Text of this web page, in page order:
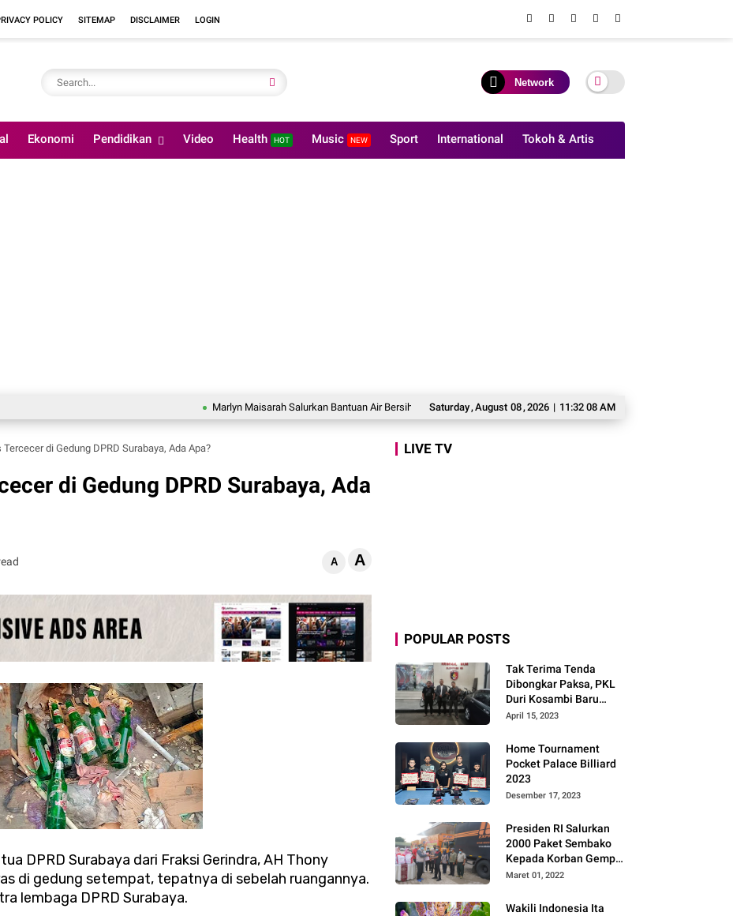
POLICY SITEMAP DISCLAIMER LOGIN
Network
Ekonomi Pendidikan Video Health HOT Music NEW Sport International Tokoh & Artis
Saturday,August 08,2026 | 11:32 09 AM
Marlyn Maisarah Salurkan Bantuan Air Bersih untuk Warga Babakan Madang Prabowo: Kepemimpinan Tak Bisa
di Gedung DPRD Surabaya, Ada Apa?
di Gedung DPRD Surabaya, Ada
A A
DPRD Surabaya dari Fraksi Gerindra, AH Thony
di gedung setempat, tepatnya di sebelah ruangannya.
lembaga DPRD Surabaya.
LIVE TV
POPULAR POSTS
Tak Terima Tenda
Dibongkar Paksa, PKL
Duri Kosambi Baru
Gugat PT MD
April 15, 2023
Home Tournament
Pocket Palace Billiard
2023
Desember 17, 2023
Presiden RI Salurkan
2000 Paket Sembako
Kepada Korban Gempa
di Pasaman Barat
Maret 01, 2022
Wakili Indonesia Ita